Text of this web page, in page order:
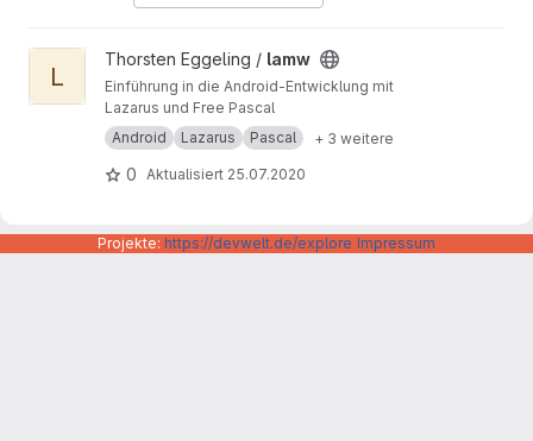
Projekt lamw ansehen
L
Thorsten Eggeling / lamw
Einführung in die Android-Entwicklung mit
Lazarus und Free Pascal
Android
Lazarus Pascal + 3 weitere
0 Aktualisiert 25.07.2020
Projekte: https://devwelt.de/explore Impressum